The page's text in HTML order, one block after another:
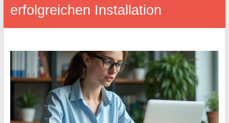
erfolgreichen Installation